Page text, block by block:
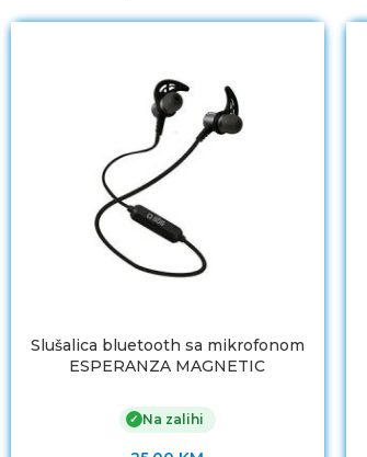
Slušalica bluetooth sa mikrofonom
ESPERANZA MAGNETIC
EH186K
✓ Na zalihi